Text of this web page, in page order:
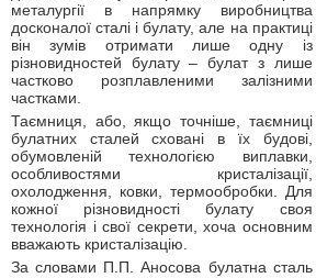
металургії в напрямку виробництва
досконалої сталі і булату, але на практиці
він зумів отримати лише одну із
різновидностей булату – булат з лише
частково розплавленими залізними
частками.
Таємниця, або, якщо точніше, таємниці
булатних сталей сховані в їх будові,
обумовленій технологією виплавки,
особливостями кристалізації,
охолодження, ковки, термообробки. Для
кожної різновидності булату своя
технологія і свої секрети, хоча основним
вважають кристалізацію.
За словами П.П. Аносова булатна сталь